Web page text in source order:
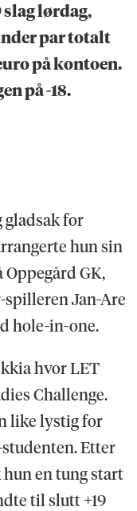
lørdag,
par totalt
på kontoen.
på -18.
gladsak for
hun sin
GK,
Jan-Are
hole-in-one.
hvor LET
Challenge.
like lystig for
Etter
en tung start
til slutt +19